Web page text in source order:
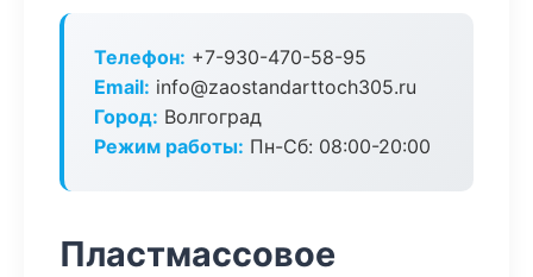
Телефон: +7-930-470-58-95
Email: info@zaostandarttoch305.ru
Город: Волгоград
Режим работы: Пн-Сб: 08:00-20:00
Пластмассовое